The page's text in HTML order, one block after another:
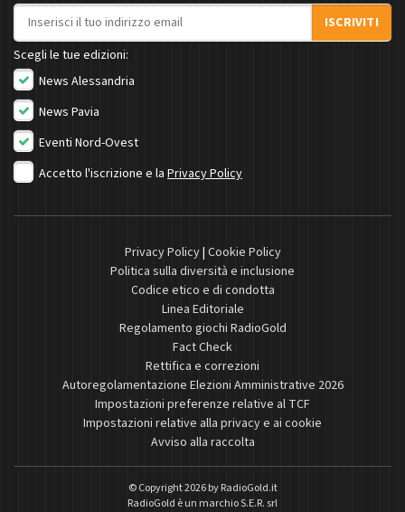
Indirizzo email
ISCRIVITI
Scegli le tue edizioni:
News Alessandria
News Pavia
Eventi Nord-Ovest
Accetto l'iscrizione e la Privacy Policy
Privacy Policy| Cookie Policy
Politica sulla diversità e inclusione
Codice etico e di condotta
Linea Editoriale
Regolamento giochi RadioGold
Fact Check
Rettifica e correzioni
Autoregolamentazione Elezioni Amministrative 2026
Impostazioni preferenze relative al TCF
Impostazioni relative alla privacy e ai cookie
Avviso alla raccolta
© Copyright 2026 byRadioGold.it
RadioGold è un marchio S.E.R. srl